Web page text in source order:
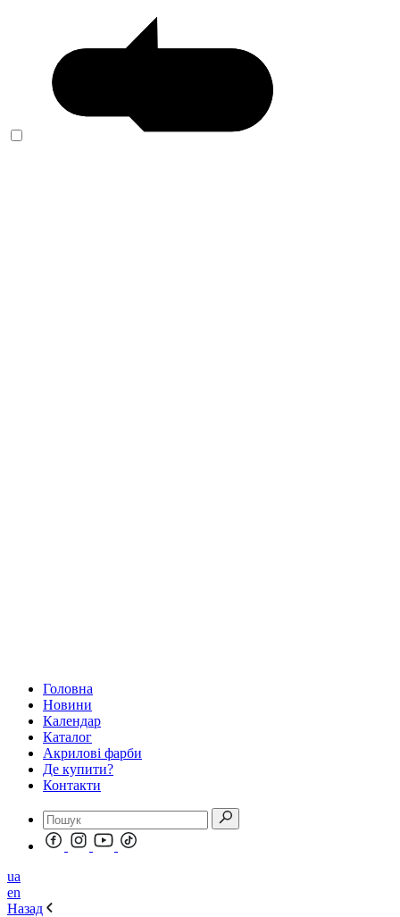
Головна
Новини
Календар
Каталог
Акрилові фарби
Де купити?
Контакти
ua
en
Назад